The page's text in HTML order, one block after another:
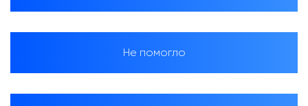
Не помогло